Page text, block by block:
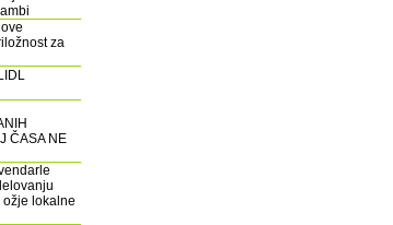
za
ČASA NE
ožje lokalne